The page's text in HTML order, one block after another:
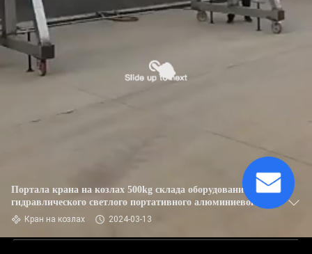
Портала крана на козлах 500kg склада оборудование
гидравлического светлого портативного алюминиевого
поднимаясь
Кран на козлах 2024-03-13